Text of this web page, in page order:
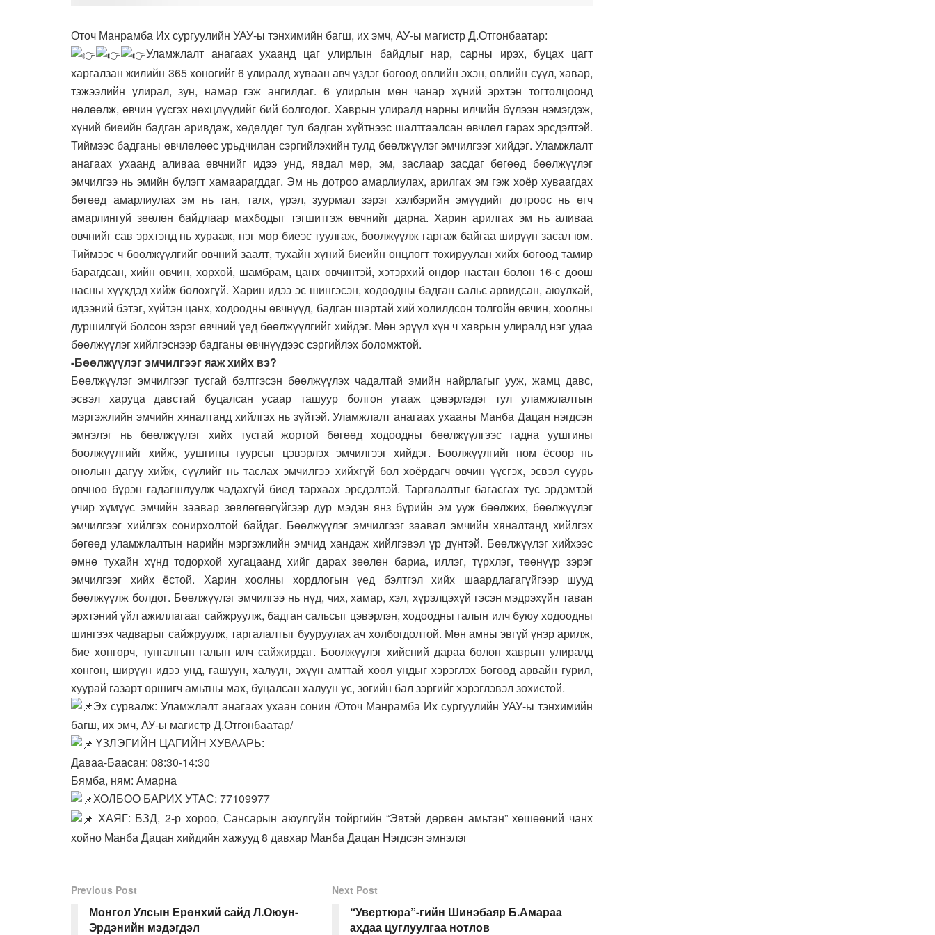
Оточ Манрамба Их сургуулийн УАУ-ы тэнхимийн багш, их эмч, АУ-ы магистр Д.Отгонбаатар:
Уламжлалт анагаах ухаанд цаг улирлын байдлыг нар, сарны ирэх, буцах цагт
харгалзан жилийн 365 хоногийг 6 улиралд хуваан авч үздэг бөгөөд өвлийн эхэн, өвлийн сүүл, хавар,
тэжээлийн улирал, зун, намар гэж ангилдаг. 6 улирлын мөн чанар хүний эрхтэн тогтолцоонд
нөлөөлж, өвчин үүсгэх нөхцлүүдийг бий болгодог. Хаврын улиралд нарны илчийн бүлээн нэмэгдэж,
хүний биеийн бадган аривдаж, хөдөлдөг тул бадган хүйтнээс шалтгаалсан өвчлөл гарах эрсдэлтэй.
Тиймээс бадганы өвчлөлөөс урьдчилан сэргийлэхийн тулд бөөлжүүлэг эмчилгээг хийдэг. Уламжлалт
анагаах ухаанд аливаа өвчнийг идээ унд, явдал мөр, эм, заслаар засдаг бөгөөд бөөлжүүлэг
эмчилгээ нь эмийн бүлэгт хамаарагддаг. Эм нь дотроо амарлиулах, арилгах эм гэж хоёр хуваагдах
бөгөөд амарлиулах эм нь тан, талх, үрэл, зуурмал зэрэг хэлбэрийн эмүүдийг дотроос нь өгч
амарлингуй зөөлөн байдлаар махбодыг тэгшитгэж өвчнийг дарна. Харин арилгах эм нь аливаа
өвчнийг сав эрхтэнд нь хурааж, нэг мөр биеэс туулгаж, бөөлжүүлж гаргаж байгаа ширүүн засал юм.
Тиймээс ч бөөлжүүлгийг өвчний заалт, тухайн хүний биеийн онцлогт тохируулан хийх бөгөөд тамир
барагдсан, хийн өвчин, хорхой, шамбрам, цанх өвчинтэй, хэтэрхий өндөр настан болон 16-с доош
насны хүүхдэд хийж болохгүй. Харин идээ эс шингэсэн, ходоодны бадган сальс арвидсан, аюулхай,
идээний бэтэг, хүйтэн цанх, ходоодны өвчнүүд, бадган шартай хий холилдсон толгойн өвчин, хоолны
дуршилгүй болсон зэрэг өвчний үед бөөлжүүлгийг хийдэг. Мөн эрүүл хүн ч хаврын улиралд нэг удаа
бөөлжүүлэг хийлгэснээр бадганы өвчнүүдээс сэргийлэх боломжтой.
-Бөөлжүүлэг эмчилгээг яаж хийх вэ?
Бөөлжүүлэг эмчилгээг тусгай бэлтгэсэн бөөлжүүлэх чадалтай эмийн найрлагыг ууж, жамц давс,
эсвэл харуца давстай буцалсан усаар ташуур болгон угааж цэвэрлэдэг тул уламжлалтын
мэргэжлийн эмчийн хяналтанд хийлгэх нь зүйтэй. Уламжлалт анагаах ухааны Манба Дацан нэгдсэн
эмнэлэг нь бөөлжүүлэг хийх тусгай жортой бөгөөд ходоодны бөөлжүүлгээс гадна уушгины
бөөлжүүлгийг хийж, уушгины гуурсыг цэвэрлэх эмчилгээг хийдэг. Бөөлжүүлгийг ном ёсоор нь
онолын дагуу хийж, сүүлийг нь таслах эмчилгээ хийхгүй бол хоёрдагч өвчин үүсгэх, эсвэл суурь
өвчнөө бүрэн гадагшлуулж чадахгүй биед тархаах эрсдэлтэй. Таргалалтыг багасгах тус эрдэмтэй
учир хүмүүс эмчийн заавар зөвлөгөөгүйгээр дур мэдэн янз бүрийн эм ууж бөөлжих, бөөлжүүлэг
эмчилгээг хийлгэх сонирхолтой байдаг. Бөөлжүүлэг эмчилгээг заавал эмчийн хяналтанд хийлгэх
бөгөөд уламжлалтын нарийн мэргэжлийн эмчид хандаж хийлгэвэл үр дүнтэй. Бөөлжүүлэг хийхээс
өмнө тухайн хүнд тодорхой хугацаанд хийг дарах зөөлөн бариа, иллэг, түрхлэг, төөнүүр зэрэг
эмчилгээг хийх ёстой. Харин хоолны хордлогын үед бэлтгэл хийх шаардлагагүйгээр шууд
бөөлжүүлж болдог. Бөөлжүүлэг эмчилгээ нь нүд, чих, хамар, хэл, хүрэлцэхүй гэсэн мэдрэхүйн таван
эрхтэний үйл ажиллагааг сайжруулж, бадган сальсыг цэвэрлэн, ходоодны галын илч буюу ходоодны
шингээх чадварыг сайжруулж, таргалалтыг бууруулах ач холбогдолтой. Мөн амны эвгүй үнэр арилж,
бие хөнгөрч, тунгалгын галын илч сайжирдаг. Бөөлжүүлэг хийсний дараа болон хаврын улиралд
хөнгөн, ширүүн идээ унд, гашуун, халуун, эхүүн амттай хоол ундыг хэрэглэх бөгөөд арвайн гурил,
хуурай газарт оршигч амьтны мах, буцалсан халуун ус, зөгийн бал зэргийг хэрэглэвэл зохистой.
Эх сурвалж: Уламжлалт анагаах ухаан сонин /Оточ Манрамба Их сургуулийн УАУ-ы тэнхимийн
багш, их эмч, АУ-ы магистр Д.Отгонбаатар/
ҮЗЛЭГИЙН ЦАГИЙН ХУВААРЬ:
Даваа-Баасан: 08:30-14:30
Бямба, ням: Амарна
ХОЛБОО БАРИХ УТАС: 77109977
ХАЯГ: БЗД, 2-р хороо, Сансарын аюулгүйн тойргийн “Эвтэй дөрвөн амьтан” хөшөөний чанх
хойно Манба Дацан хийдийн хажууд 8 давхар Манба Дацан Нэгдсэн эмнэлэг
Previous Post
Монгол Улсын Ерөнхий сайд Л.Оюун-
Эрдэнийн мэдэгдэл
Next Post
“Увертюра”-гийн Шинэбаяр Б.Амараа
ахдаа цуглуулгаа нотлов